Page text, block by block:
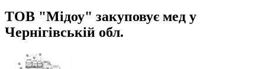
ТОВ "Мідоу" закуповує мед у
Чернігівській обл.